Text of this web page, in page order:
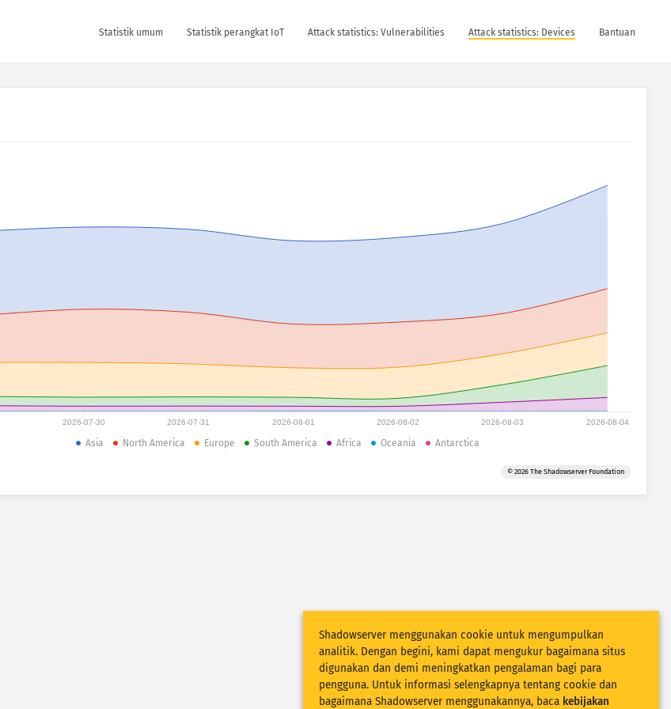
Statistik umum Statistik perangkat IoT Attack statistics: Vulnerabilities Attack statistics: Devices Bantuan
2026-07-30 2026-07-31 2026-08-01 2026-08-02 2026-08-03 2026-08-04
Asia North America Europe South America Africa Oceania Antarctica
© 2026 The Shadowserver Foundation
Shadowserver menggunakan cookie untuk mengumpulkan
analitik. Dengan begini, kami dapat mengukur bagaimana situs
digunakan dan demi meningkatkan pengalaman bagi para
pengguna. Untuk informasi selengkapnya tentang cookie dan
bagaimana Shadowserver menggunakannya, baca kebijakan